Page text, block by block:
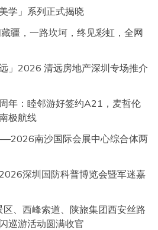
学」系列正式揭晓
疆，一路坎坷，终见彩虹，全网
」2026 清远房地产深圳专场推介
年：睦邻游好签约A21，麦哲伦
极航线
南沙国际会展中心综合体两
深圳国防科普博览会暨军迷嘉
、西峰索道、陕旅集团西安丝路
巡游活动圆满收官